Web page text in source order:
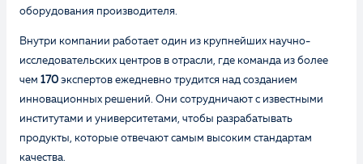
оборудования производителя.
Внутри компании работает один из крупнейших научно-
исследовательских центров в отрасли, где команда из более
чем 170 экспертов ежедневно трудится над созданием
инновационных решений. Они сотрудничают с известными
институтами и университетами, чтобы разрабатывать
продукты, которые отвечают самым высоким стандартам
качества.